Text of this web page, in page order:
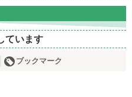
ています
ブックマーク